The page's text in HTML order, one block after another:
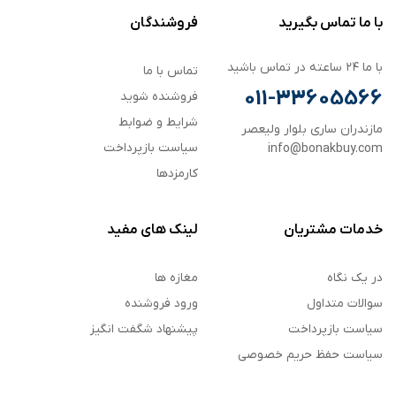
با ما تماس بگیرید
با ما ۲۴ ساعته در تماس باشید
011-33605566
مازندران ساری بلوار ولیعصر
info@bonakbuy.com
فروشندگان
تماس با ما
فروشنده شوید
شرایط و ضوابط
سیاست بازپرداخت
کارمزدها
خدمات مشتریان
در یک نگاه
سوالات متداول
سیاست بازپرداخت
سیاست حفظ حریم خصوصی
لینک های مفید
مغازه ها
ورود فروشنده
پیشنهاد شگفت انگیز